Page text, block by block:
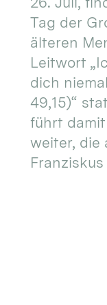
Tag der
älteren
Leitwort
dich
49,15)“
führt
weiter, die